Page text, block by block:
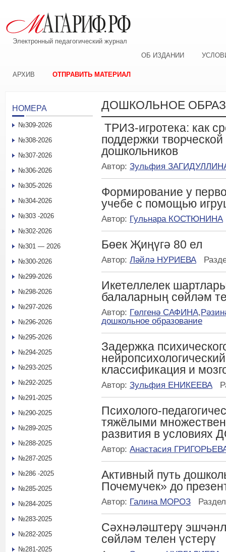
Электронный педагогический журнал
ОБ ИЗДАНИИ
АРХИВ ОТПРАВИТЬ МАТЕРИАЛ
ДОШКОЛЬНОЕ
ТРИЗ-игротека: как
поддержки
дошкольников
Автор: Зульфия
Формирование у
учебе с помощью
Автор: Гульнара КОСТЮНИНА
Бөек Җиңүгә 80 ел
Автор: Ләйлә НУРИЕВА
Икетеллелек
балаларның сөйләм
Автор: Гөлгенә САФИНА,
дошкольное образование
Задержка
классификация и
Автор: Зульфия ЕНИКЕЕВА
Психолого-
тяжёлыми
развития в условиях
Автор: Анастасия
Активный путь
Почемучек» до
Автор: Галина МОРОЗ
Сәхнәләштерү
сөйләм телен үстерү
НОМЕРА
№309-2026
№308-2026
№307-2026
№306-2026
№305-2026
№304-2026
№303 -2026
№302-2026
№301 — 2026
№300-2026
№299-2026
№298-2026
№297-2026
№296-2026
№295-2026
№294-2025
№293-2025
№292-2025
№291-2025
№290-2025
№289-2025
№288-2025
№287-2025
№286 -2025
№285-2025
№284-2025
№283-2025
№282-2025
№281-2025